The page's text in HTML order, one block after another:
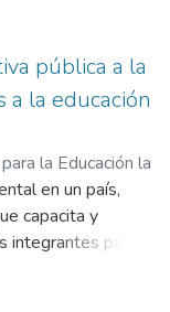
en la
asociados a
pública a la
a la educación
la Educación la
, 2024)
Cruz Gil, Ricardo
en un país,
capacita y
para
con mayor éxito